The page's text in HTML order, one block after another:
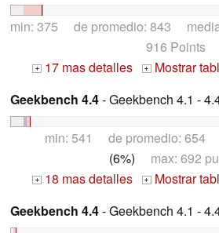
min: 375 de promedio: 843
916 Points
+ 17 mas detalles + Mostrar
Geekbench 4.4- Geekbench 4.1 -
min: 541 de promedio: 654
(6%) max: 692
+ 18 mas detalles + Mostrar
Geekbench 4.4- Geekbench 4.1 -